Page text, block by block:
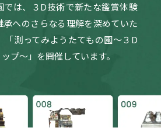
では、３D技術で新たな鑑賞体験
承へのさらなる理解を深めていた
「測ってみようたてもの園～３D
プ～」を開催しています。